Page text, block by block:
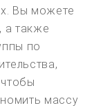
Вы можете
а также
по
массу